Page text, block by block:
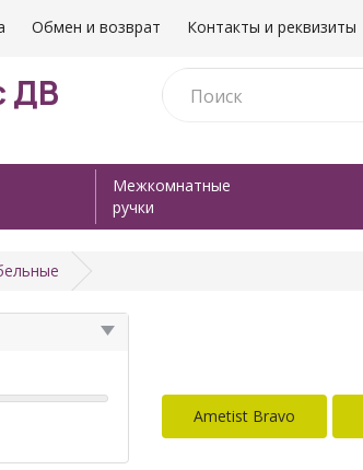
Обмен и возврат Контакты и реквизиты
ДВ
Межкомнатные
ручки
Ametist Bravo